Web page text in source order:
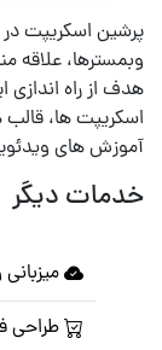
وبمسترها، علاقه
هدف از راه اندازی
اسکریپت ها، قالب
آموزش های
خدمات دیگر
طراحی